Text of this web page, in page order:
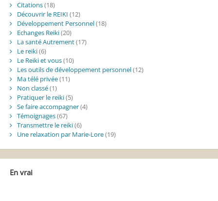
Citations(18)
Découvrir le REIKI (12)
Développement Personnel(18)
Echanges Reiki(20)
La santé Autrement(17)
Le reiki(6)
Le Reiki et vous(10)
Les outils de développement personnel(12)
Ma télé privée(11)
Non classé(1)
Pratiquer le reiki(5)
Se faire accompagner(4)
Témoignages(67)
Transmettre le reiki(6)
Une relaxation par Marie-Lore(19)
En vrai